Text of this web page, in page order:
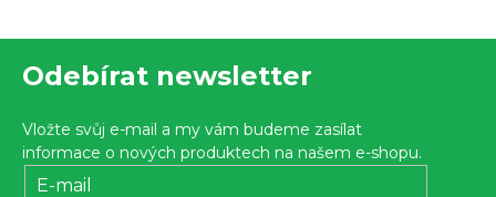
Odebírat newsletter
Vložte svůj e-mail a my vám budeme zasílat
informace o nových produktech na našem e-shopu.
E-mail